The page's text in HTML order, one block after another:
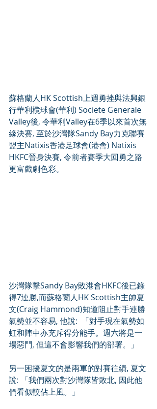
蘇格蘭人HK Scottish上週勇挫與法興銀
行華利欖球會(華利) Societe Generale
Valley後, 令華利Valley在6季以來首次無
緣決賽, 至於沙灣隊Sandy Bay力克聯賽
盟主Natixis香港足球會(港會) Natixis
HKFC晉身決賽, 令前者賽季大回勇之路
更富戲劇色彩。
沙灣隊撃Sandy Bay敗港會HKFC後已錄
得7連勝,而蘇格蘭人HK Scottish主帥夏
文(Craig Hammond)知道阻止對手連勝
氣勢並不容易, 他說:  「對手現在氣勢如
虹和陣中亦充斥得分能手。週六將是一
場惡鬥, 但這不會影響我們的部署。」
另一困擾夏文的是兩軍的對賽往績, 夏文
說: 「我們兩次對沙灣隊皆敗北, 因此他
們看似較佔上風。」